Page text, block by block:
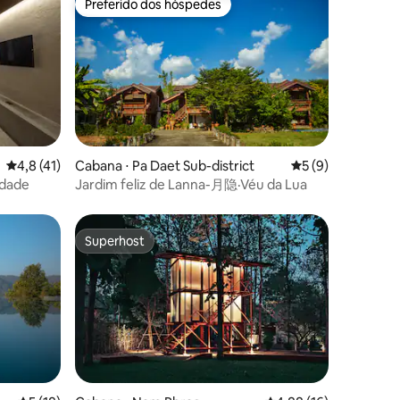
4,8 de uma avaliação média de 5, 41 avaliações
4,8 (41)
Preferido dos hóspedes
Preferido dos hóspedes
Cabana ⋅ Pa Daet Sub-district 5 de uma
5 (9)
Jardim feliz de Lanna-月隐·Véu da Lua
Superhost
Superhost